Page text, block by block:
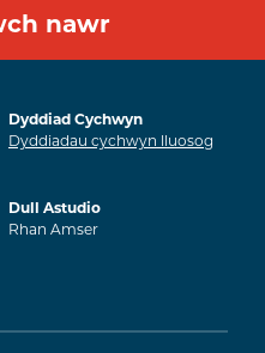
nawr
Dyddiad Cychwyn
Dyddiadau cychwyn lluosog
Dull Astudio
Rhan Amser